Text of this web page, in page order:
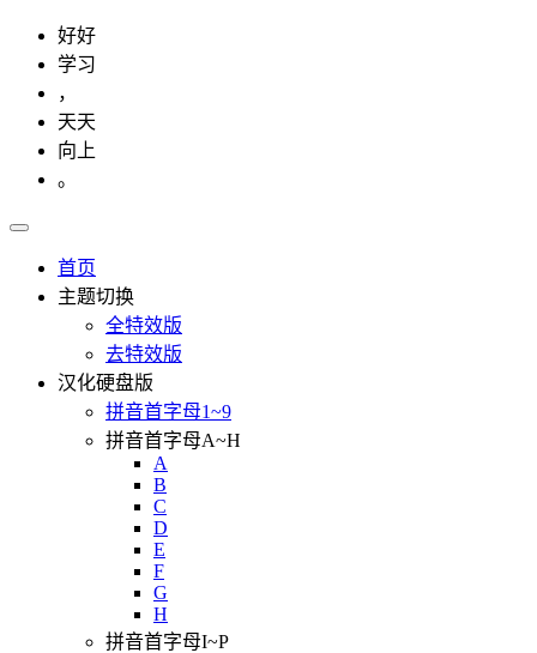
好好
学习
，
天天
向上
。
首页
主题切换
全特效版
去特效版
汉化硬盘版
拼音首字母1~9
拼音首字母A~H
A
B
C
D
E
F
G
H
拼音首字母I~P